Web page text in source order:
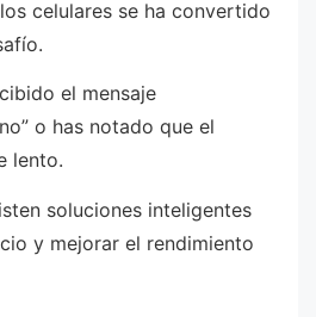
celulares se ha convertido
el mensaje
o has notado que el
lento.
soluciones inteligentes
y mejorar el rendimiento